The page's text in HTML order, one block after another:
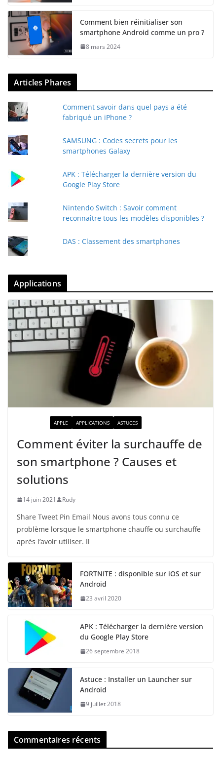
Comment bien réinitialiser son
smartphone Android comme un pro ?
8 mars 2024
Articles Phares
Comment savoir dans quel pays a été
fabriqué un iPhone ?
SAMSUNG : Codes secrets pour les
smartphones Galaxy
APK : Télécharger la dernière version du
Google Play Store
Nintendo Switch : Savoir comment
reconnaître tous les modèles disponibles ?
DAS : Classement des smartphones
Applications
APPLE APPLICATIONS ASTUCES
Comment éviter la surchauffe de
son smartphone ? Causes et
solutions
14 juin 2021 Rudy
Share Tweet Pin Email Nous avons tous connu ce
problème lorsque le smartphone chauffe ou surchauffe
après l’avoir utiliser. Il
FORTNITE : disponible sur iOS et sur
Android
23 avril 2020
APK : Télécharger la dernière version
du Google Play Store
26 septembre 2018
Astuce : Installer un Launcher sur
Android
9 juillet 2018
Commentaires récents